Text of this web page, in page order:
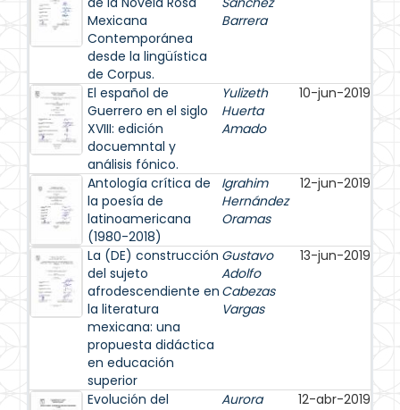
Mexicana
Contemporánea
desde la lingüística
de Corpus.
Barrera
El español de
Guerrero en el siglo
XVIII: edición
docuemntal y
análisis fónico.
Yulizeth
Huerta
Amado
10-jun-2019
Antología crítica de
la poesía de
latinoamericana
(1980-2018)
Igrahim
Hernández
Oramas
12-jun-2019
La (DE) construcción
del sujeto
afrodescendiente en
la literatura
mexicana: una
propuesta didáctica
en educación
superior
Gustavo
Adolfo
Cabezas
Vargas
13-jun-2019
Evolución del
Aurora
12-abr-2019